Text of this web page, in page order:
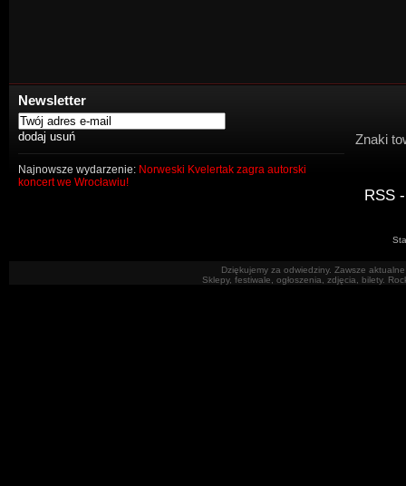
Newsletter
Najnowsze wydarzenie: Norweski Kvelertak zagra autorski
koncert we Wrocławiu!
Znaki
RSS
Dziękujemy za odwiedziny. Zawsze
Sklepy, festiwale, ogłoszenia, zdjęcia, bilety.